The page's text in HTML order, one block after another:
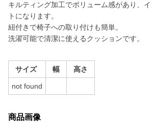
キルティング加工でボリューム感があり、
トになります。
紐付きで椅子への取り付けも簡単。
洗濯可能で清潔に使えるクッションです。
サイズ 幅 高さ
not found
商品画像